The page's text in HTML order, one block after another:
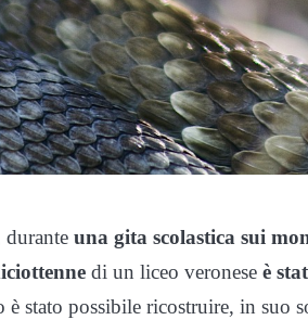
una gita scolastica sui
di un liceo veronese è
è stato possibile ricostruire, in suo